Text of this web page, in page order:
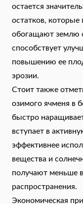
остается
остатков, которые
обогащают землю
способствует
повышению ее
эрозии.
Стоит также
озимого ячменя в
быстро
вступает в
эффективнее
вещества и
получают меньше
распространения.
Экономическая